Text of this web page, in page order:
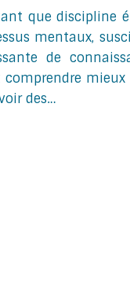
que discipline
mentaux,
de
mieux
des…